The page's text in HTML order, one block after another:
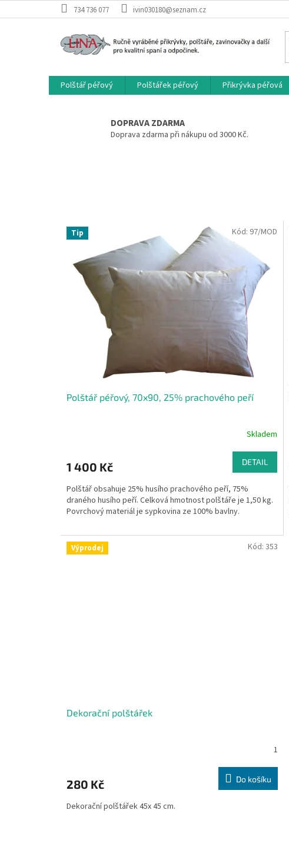
na
734 736 077 ivin030180@seznam.cz
Polštář péřový Polštářek péřový Přikrývka péřová
d
DOPRAVA ZDARMA
Doprava zdarma při nákupu od 3000 Kč.
Tip
Polštář péřový, 70x90, 25% prachového peří
Skladem
1 400 Kč DETAIL
Polštář obsahuje 25% husího prachového peří, 75%
draného husího peří. Celková hmotnost polštáře je 1,50 kg.
Povrchový materiál je sypkovina ze 100% bavlny.
Kód: 97/MOD
Výprodej
Dekorační polštářek
1
280 Kč Do košíku
Dekorační polštářek 45x 45 cm.
Kód:353